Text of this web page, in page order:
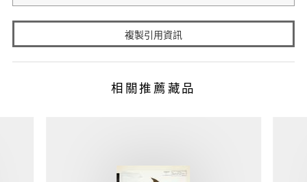
複製引用資訊
相關推薦藏品